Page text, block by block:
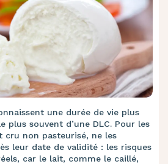
une durée de vie plus
plus souvent d’une DLC. Pour les
cru non pasteurisé, ne les
leur date de validité : les risques
car le lait, comme le caillé,